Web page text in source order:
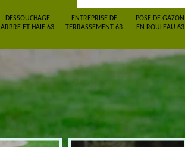
DESSOUCHAGE
ARBRE ET HAIE 63
ENTREPRISE DE
TERRASSEMENT 63
POSE DE GAZON
EN ROULEAU 63